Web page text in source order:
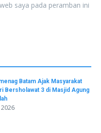
saya pada peramban ini
Batam Ajak Masyarakat
Bersholawat 3 di Masjid Agung